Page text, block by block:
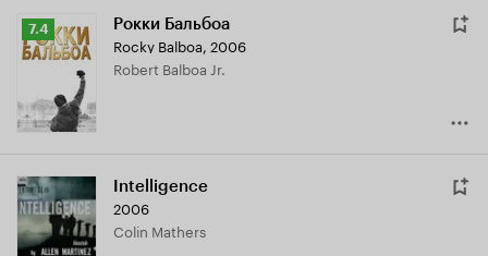
Рейтинг
Кинопоиска
7.4 Рокки Бальбоа
Rocky Balboa, 2006
Robert Balboa Jr.
Intelligence
2006
Colin Mathers